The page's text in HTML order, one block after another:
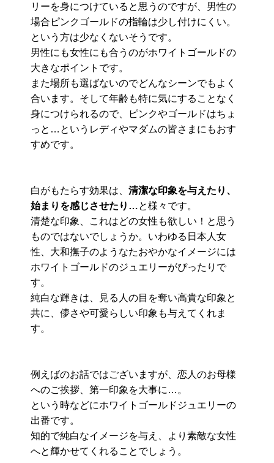
リーを身につけていると思うのですが、男性の
場合ピンクゴールドの指輪は少し付けにくい。
という方は少なくないそうです。
男性にも女性にも合うのがホワイトゴールドの
大きなポイントです。
また場所も選ばないのでどんなシーンでもよく
合います。そして年齢も特に気にすることなく
身につけられるので、ピンクやゴールドはちょ
っと…というレディやマダムの皆さまにもおす
すめです。
白がもたらす効果は、 清潔な印象を与えたり、
始まりを感じさせたり…と様々です。
清楚な印象、これはどの女性も欲しい！と思う
ものではないでしょうか。いわゆる日本人女
性、大和撫子のようなたおやかなイメージには
ホワイトゴールドのジュエリーがぴったりで
す。
純白な輝きは、見る人の目を奪い高貴な印象と
共に、儚さや可愛らしい印象も与えてくれま
す。
例えばのお話ではございますが、恋人のお母様
へのご挨拶、第一印象を大事に…。
という時などにホワイトゴールドジュエリーの
出番です。
知的で純白なイメージを与え、より素敵な女性
へと輝かせてくれることでしょう。